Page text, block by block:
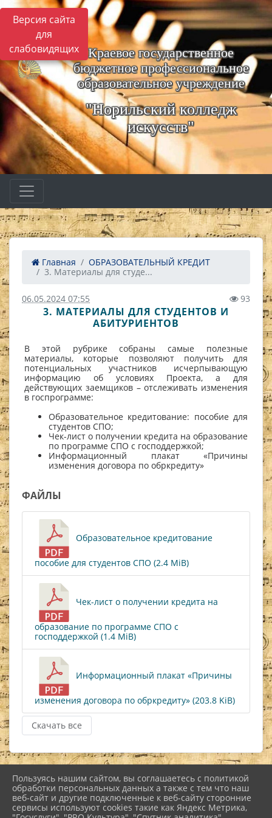
Версия сайта
для
слабовидящих
Краевое государственное
бюджетное профессиональное
образовательное учреждение
"Норильский колледж
искусств"
Главная
ОБРАЗОВАТЕЛЬНЫЙ КРЕДИТ
3. Материалы для студе...
06.05.2024 07:55 93
3. МАТЕРИАЛЫ ДЛЯ СТУДЕНТОВ И
АБИТУРИЕНТОВ
В этой рубрике собраны самые полезные
материалы, которые позволяют получить для
потенциальных участников исчерпывающую
информацию об условиях Проекта, а для
действующих заемщиков – отслеживать изменения
в госпрограмме:
Образовательное кредитование: пособие для
студентов СПО;
Чек-лист о получении кредита на образование
по программе СПО с господдержкой;
Информационный плакат «Причины
изменения договора по обркредиту»
ФАЙЛЫ
Образовательное кредитование
пособие для студентов СПО (2.4 MiB)
Чек-лист о получении кредита на
образование по программе СПО с
господдержкой (1.4 MiB)
Информационный плакат «Причины
изменения договора по обркредиту» (203.8 KiB)
Скачать все
2026 г. nkiinfo.ru
Вход
Карта сайта
Пользуясь нашим сайтом, вы соглашаетесь с политикой
обработки персональных данных а также с тем что наш
веб-сайт и другие подключенные к веб-сайту сторонние
сервисы используют cookies такие как Яндекс Метрика,